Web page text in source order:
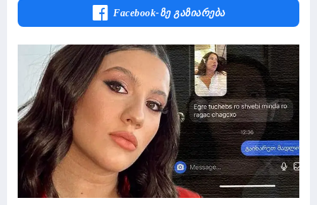
Facebook-Ზე Გაზიარება